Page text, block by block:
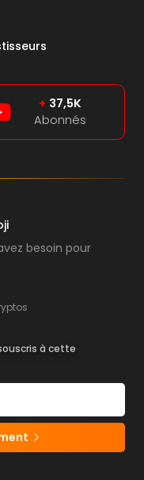
+ 37,5K
Abonnés
besoin pour
à cette